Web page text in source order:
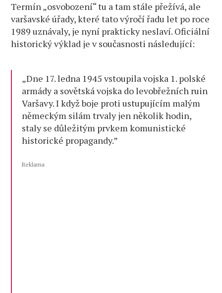
Termín „osvobození“ tu a tam stále přežívá, ale
varšavské úřady, které tato výročí řadu let po roce
1989 uznávaly, je nyní prakticky neslaví. Oficiální
historický výklad je v současnosti následující:
„Dne 17. ledna 1945 vstoupila vojska 1. polské
armády a sovětská vojska do levobřežních ruin
Varšavy. I když boje proti ustupujícím malým
německým silám trvaly jen několik hodin,
staly se důležitým prvkem komunistické
historické propagandy.”
Reklama